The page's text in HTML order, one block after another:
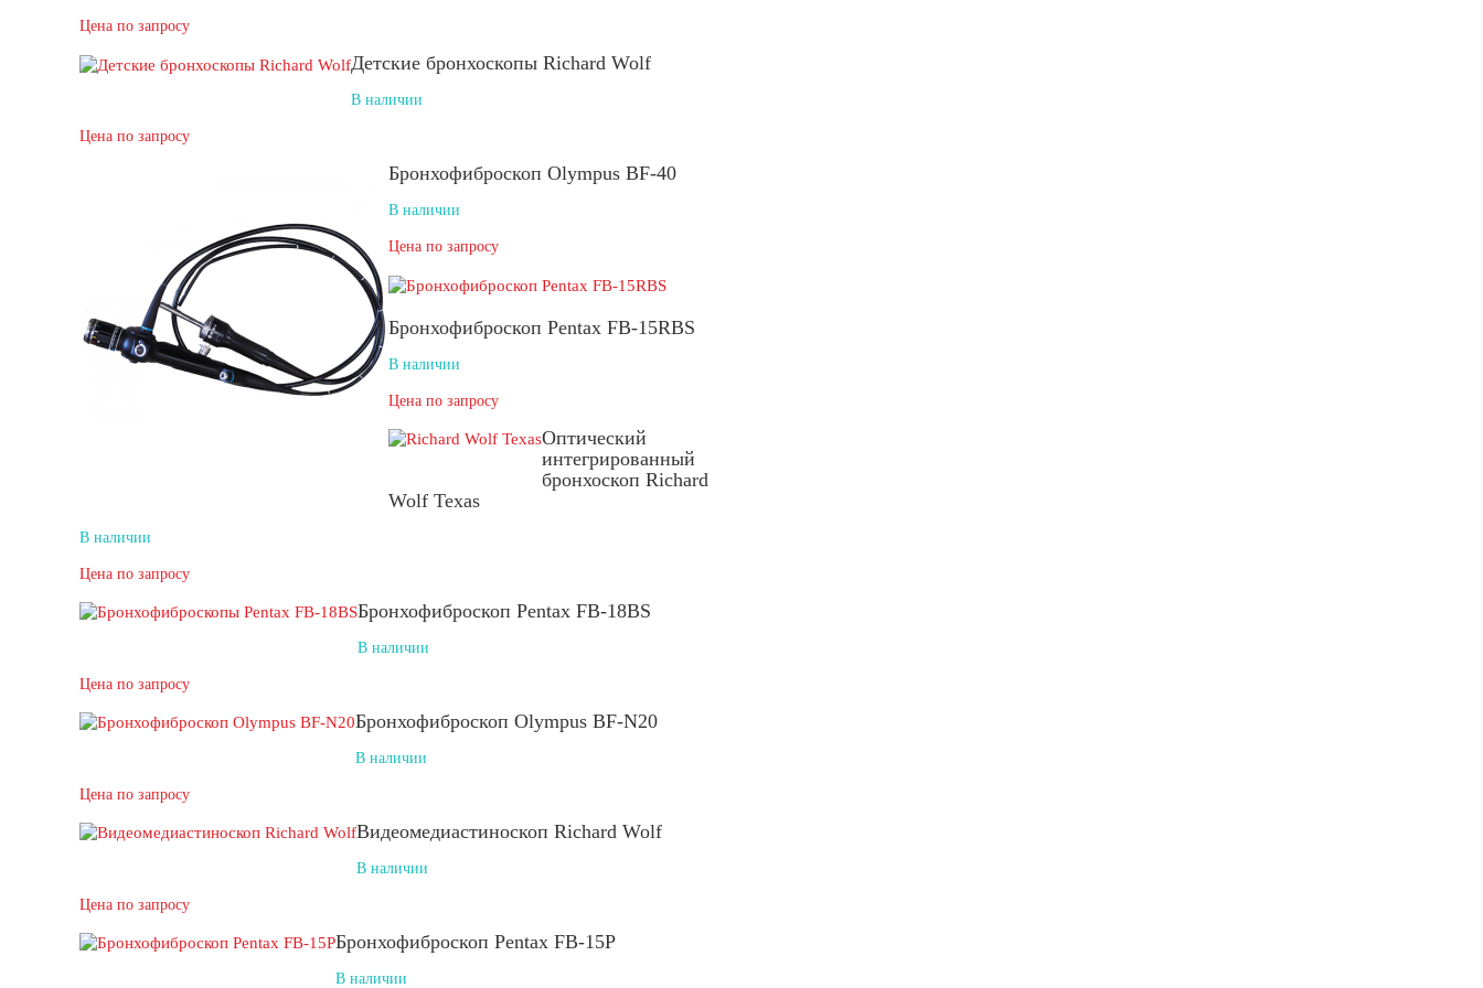
Цена по запросу
Детские бронхоскопы Richard Wolf
В наличии
Цена по запросу
Бронхофиброскоп Olympus BF-40
В наличии
Цена по запросу
Бронхофиброскоп Pentax FB-15RBS
В наличии
Цена по запросу
Оптический
интегрированный
бронхоскоп Richard
Wolf Texas
В наличии
Цена по запросу
Бронхофиброскоп Pentax FB-18BS
В наличии
Цена по запросу
Бронхофиброскоп Olympus BF-N20
В наличии
Цена по запросу
Видеомедиастиноскоп Richard Wolf
В наличии
Цена по запросу
Бронхофиброскоп Pentax FB-15P
В наличии